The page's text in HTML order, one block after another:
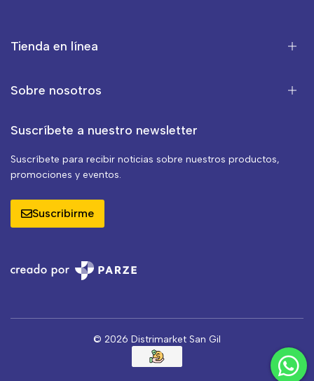
Tienda en línea
Sobre nosotros
Suscríbete a nuestro newsletter
Suscríbete para recibir noticias sobre nuestros productos,
promociones y eventos.
Suscribirme
© 2026 Distrimarket San Gil